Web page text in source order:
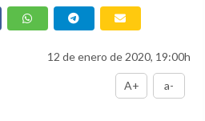
12 de enero de 2020, 19:00h
A+ a-